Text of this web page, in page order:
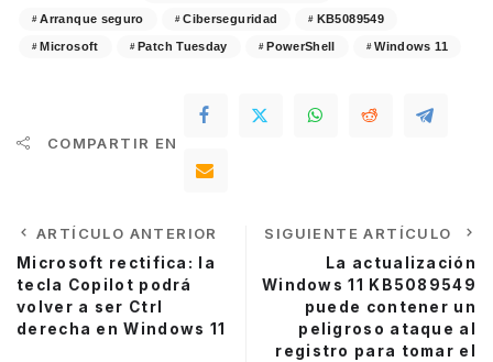
Arranque seguro Ciberseguridad KB5089549
Microsoft Patch Tuesday PowerShell Windows 11
COMPARTIR EN
ARTÍCULO ANTERIOR
Microsoft rectifica: la
tecla Copilot podrá
volver a ser Ctrl
derecha en Windows 11
SIGUIENTE ARTÍCULO
La actualización
Windows 11 KB5089549
puede contener un
peligroso ataque al
registro para tomar el